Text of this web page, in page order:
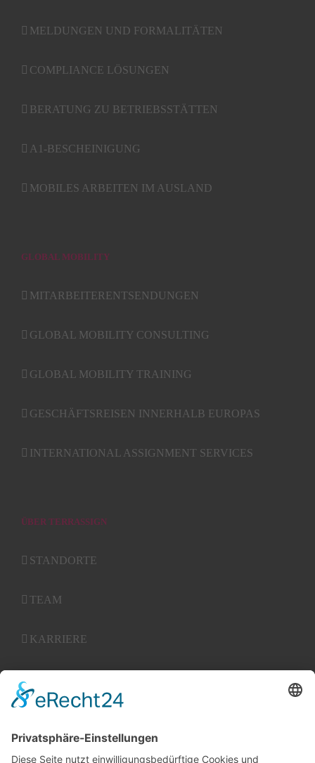
MELDUNGEN UND FORMALITÄTEN
COMPLIANCE LÖSUNGEN
BERATUNG ZU BETRIEBSSTÄTTEN
A1-BESCHEINIGUNG
MOBILES ARBEITEN IM AUSLAND
GLOBAL MOBILITY
MITARBEITERENTSENDUNGEN
GLOBAL MOBILITY CONSULTING
GLOBAL MOBILITY TRAINING
GESCHÄFTSREISEN INNERHALB EUROPAS
INTERNATIONAL ASSIGNMENT SERVICES
ÜBER TERRASSIGN
STANDORTE
TEAM
KARRIERE